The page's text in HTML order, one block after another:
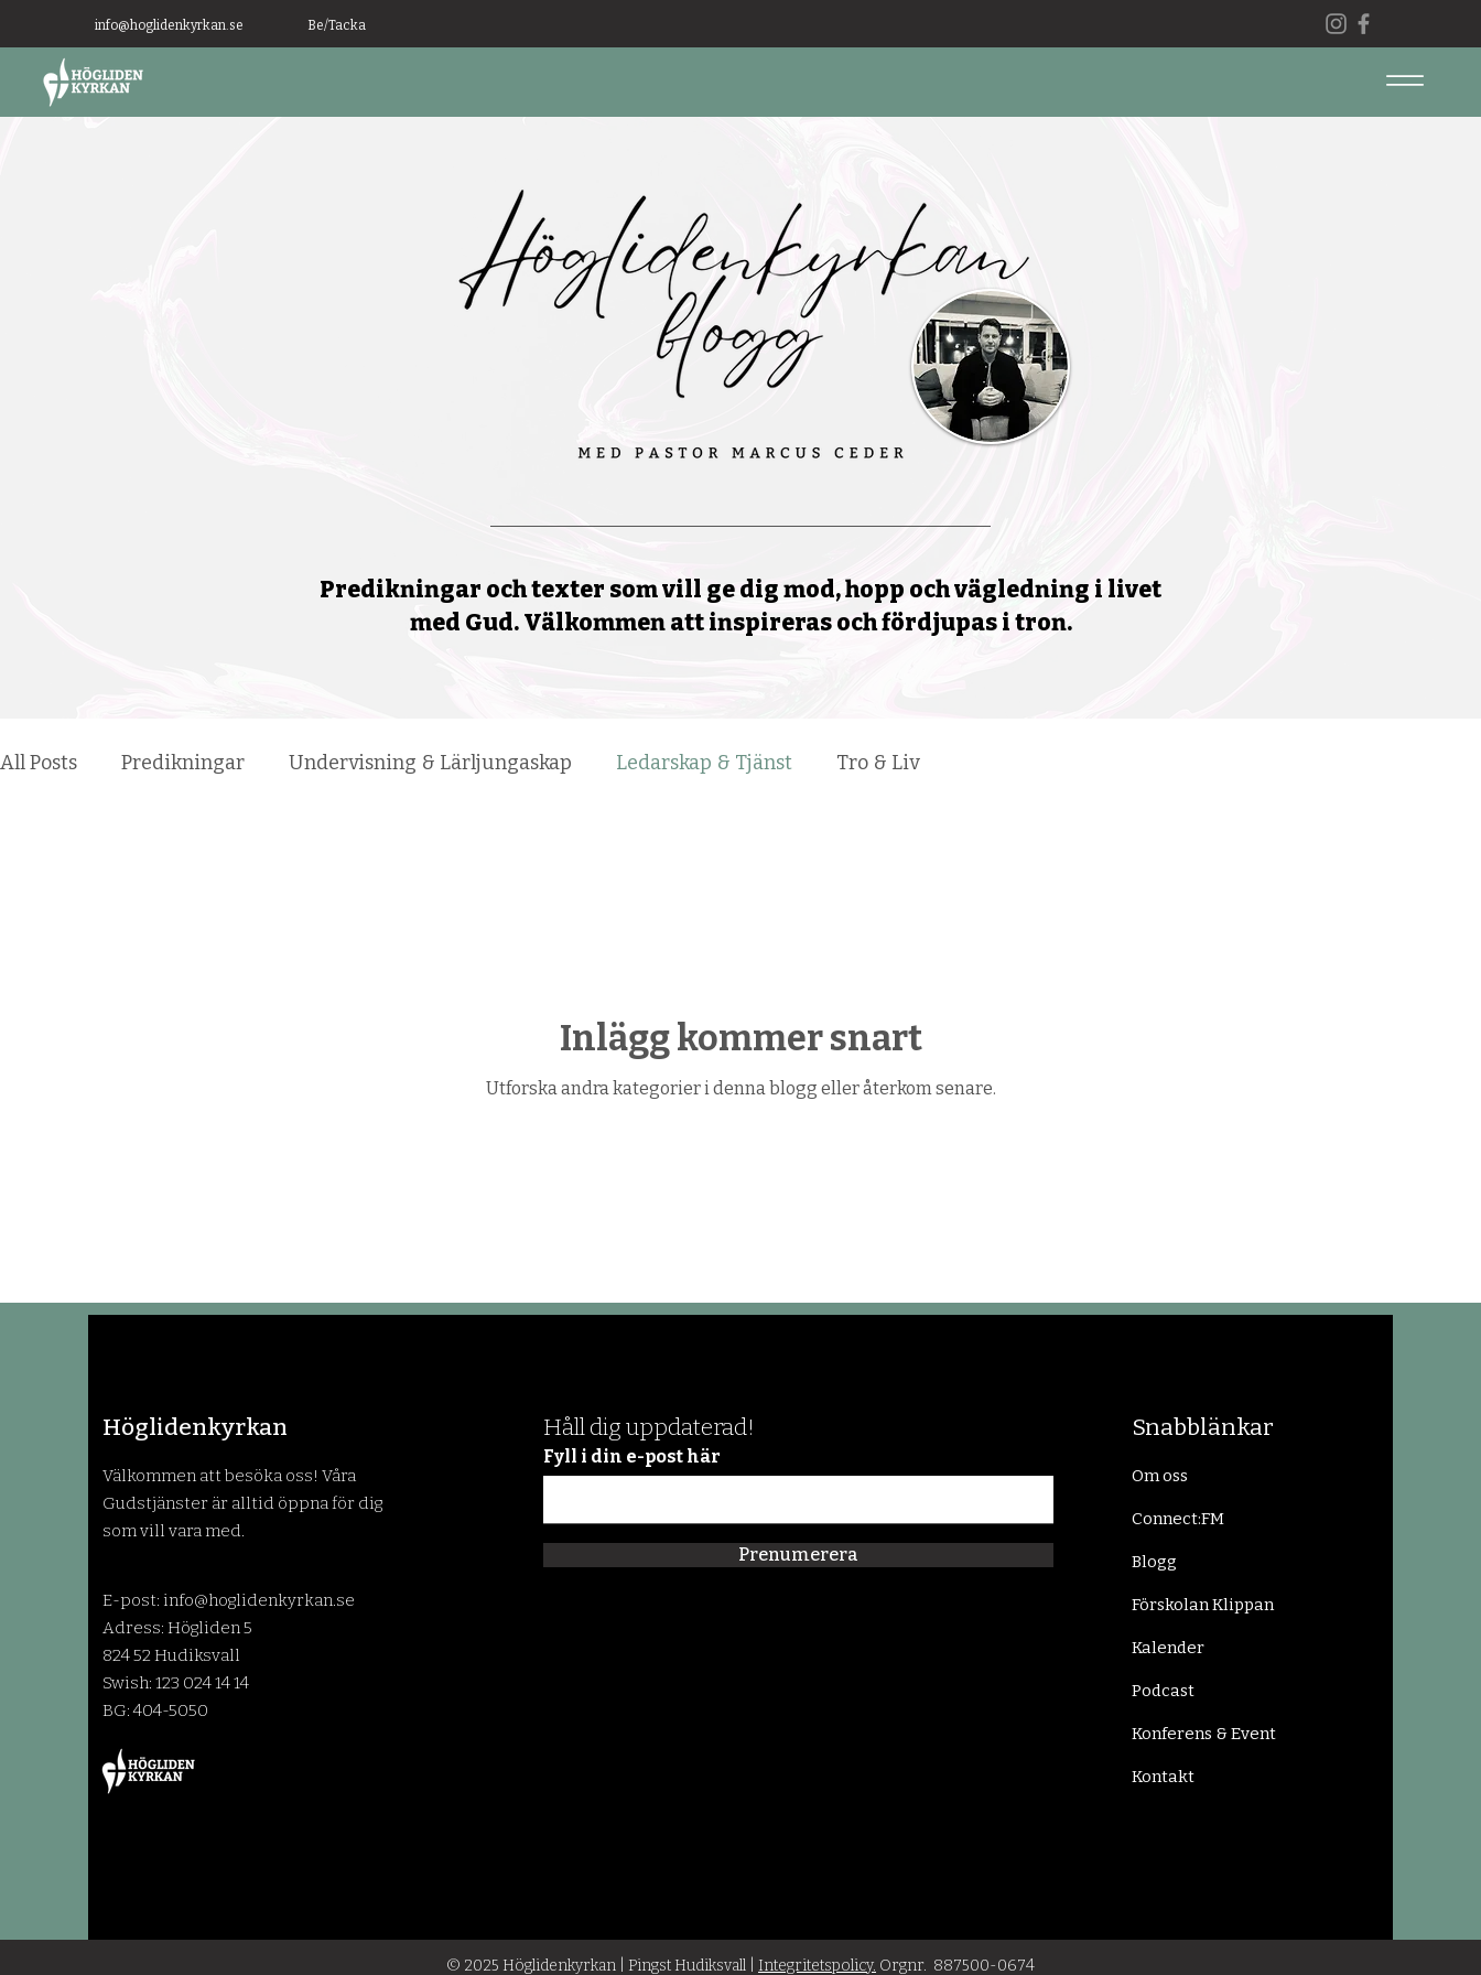
info@hoglidenkyrkan.se Be/Tacka
Predikningar och texter som vill ge dig mod, hopp och vägledning i livet
med Gud. Välkommen att inspireras och fördjupas i tron.
All Posts Predikningar Undervisning & Lärljungaskap Ledarskap & Tjänst Tro & Liv
Inlägg kommer snart
Utforska andra kategorier i denna blogg eller återkom senare.
Höglidenkyrkan
Välkommen att besöka oss! Våra
Gudstjänster är alltid öppna för dig
som vill vara med.
E-post: info@hoglidenkyrkan.se
Adress: Högliden 5
824 52 Hudiksvall
Swish: 123 024 14 14
BG: 404-5050
Håll dig uppdaterad!
Fyll i din e-post här
Prenumerera
Snabblänkar
Om oss
Connect:FM
Blogg
Förskolan Klippan
Kalender
Podcast
Konferens & Event
Kontakt
© 2025 Höglidenkyrkan | Pingst Hudiksvall | Integritetspolicy. Orgnr. 887500-0674